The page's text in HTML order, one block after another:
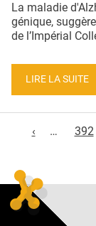
La maladie
génique,
de l’Impérial
LIRE LA SUITE
‹
… 392